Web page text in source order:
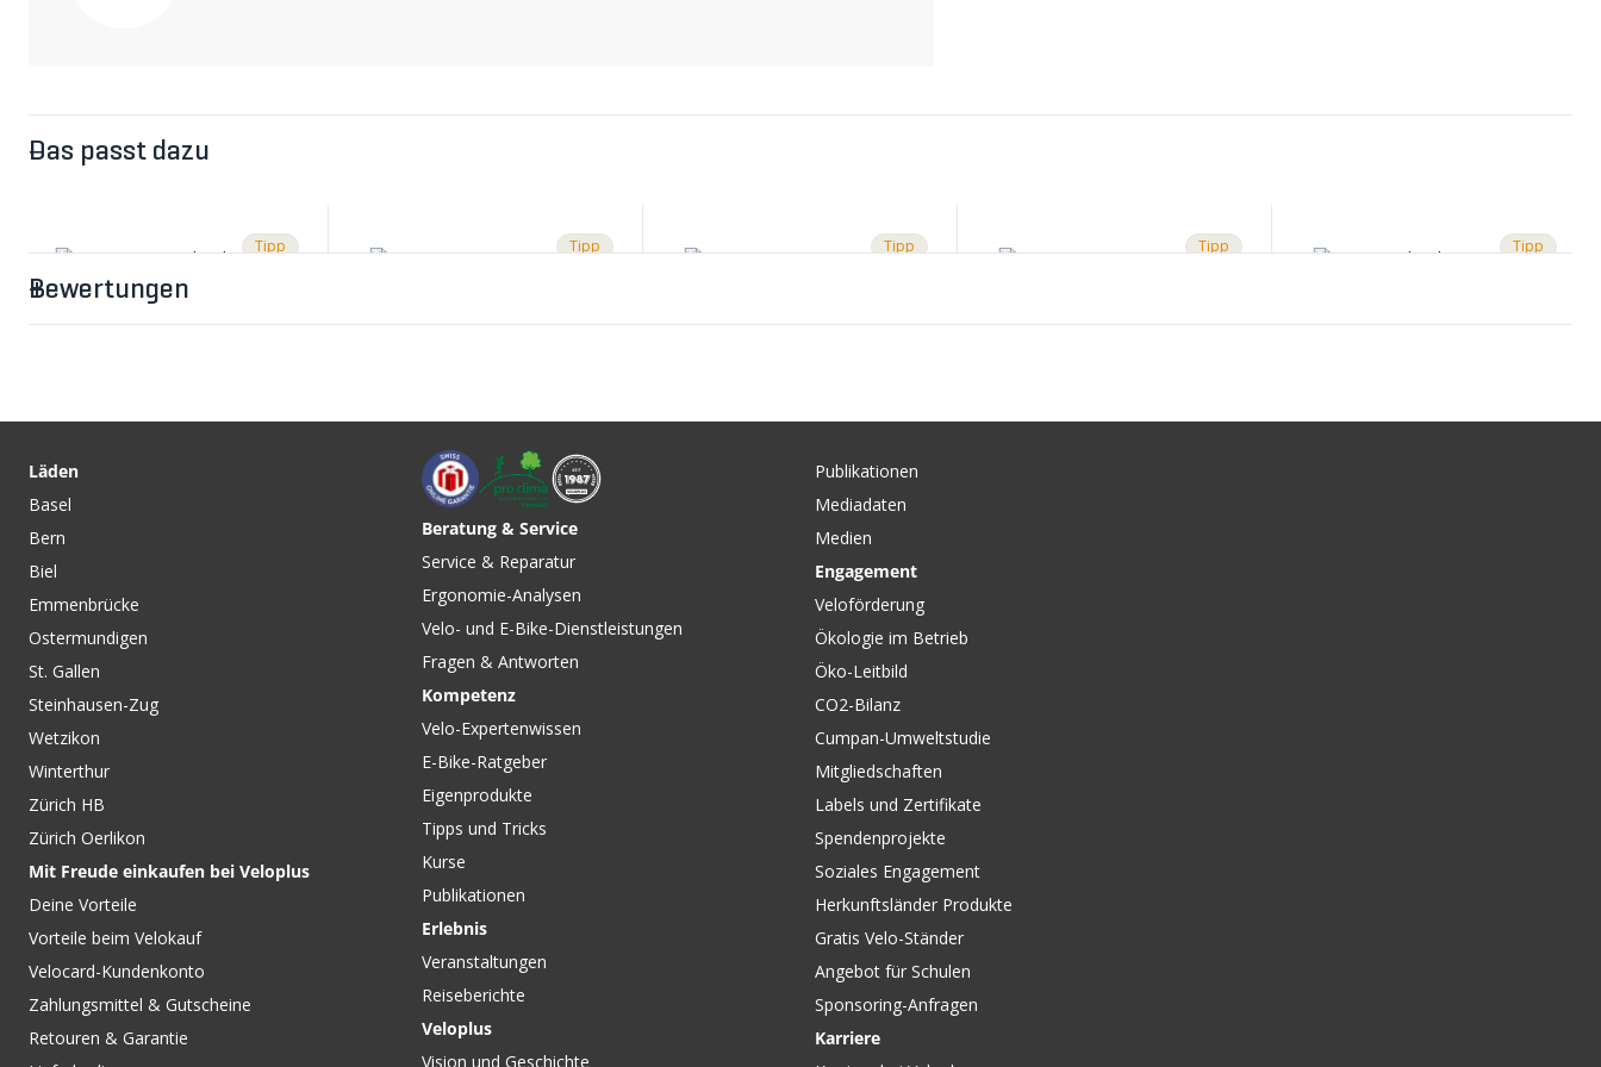
Das passt dazu
Tipp
CHF 11.90
RAINY KIDS Helmüberzug,
lemon / gelb von VELOPLUS
Tipp
CHF 49.90
HANDGRIFF-ABDECKUNG
NAUTILUS / schwarz von
TUCANO URBANO
Tipp
Helmüberzug Gelb von
VELOPLUS SWISS DESIGN
Tipp Tipp
Bewertungen
Läden
Basel
Bern
Biel
Emmenbrücke
Ostermundigen
St. Gallen
Steinhausen-Zug
Wetzikon
Winterthur
Zürich HB
Zürich Oerlikon
Mit Freude einkaufen bei Veloplus
Deine Vorteile
Vorteile beim Velokauf
Velocard-Kundenkonto
Zahlungsmittel & Gutscheine
Retouren & Garantie
Beratung & Service
Service & Reparatur
Ergonomie-Analysen
Velo- und E-Bike-Dienstleistungen
Fragen & Antworten
Kompetenz
Velo-Expertenwissen
E-Bike-Ratgeber
Eigenprodukte
Tipps und Tricks
Kurse
Publikationen
Erlebnis
Veranstaltungen
Reiseberichte
Veloplus
Vision und Geschichte
Publikationen
Mediadaten
Medien
Engagement
Veloförderung
Ökologie im Betrieb
Öko-Leitbild
CO2-Bilanz
Cumpan-Umweltstudie
Mitgliedschaften
Labels und Zertifikate
Spendenprojekte
Soziales Engagement
Herkunftsländer Produkte
Gratis Velo-Ständer
Angebot für Schulen
Sponsoring-Anfragen
Karriere